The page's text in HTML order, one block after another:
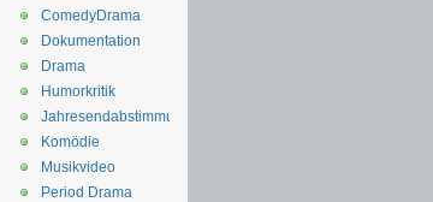
ComedyDrama
Dokumentation
Drama
Humorkritik
Jahresendabstimmung
Komödie
Musikvideo
Period Drama